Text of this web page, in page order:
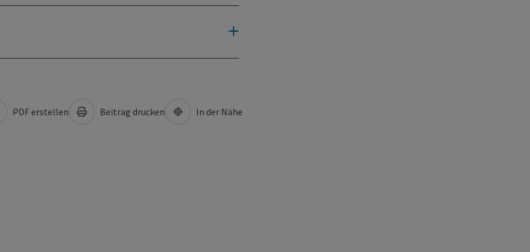
PDF erstellen Beitrag drucken In der Nähe